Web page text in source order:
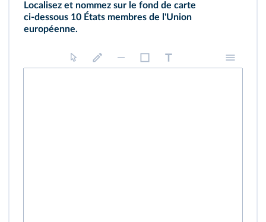
Localisez et nommez sur le fond de carte
ci‑dessous 10 États membres de l'Union
européenne.